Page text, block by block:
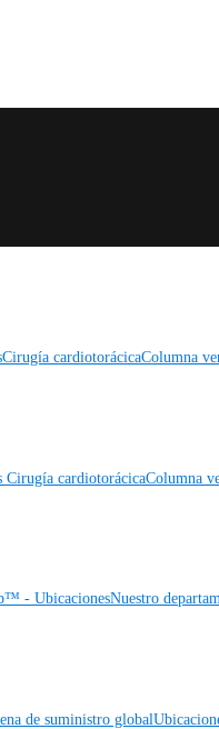
Cirugía cardiotorácicaColumna
Cirugía cardiotorácicaColumna
- UbicacionesNuestro
de suministro global